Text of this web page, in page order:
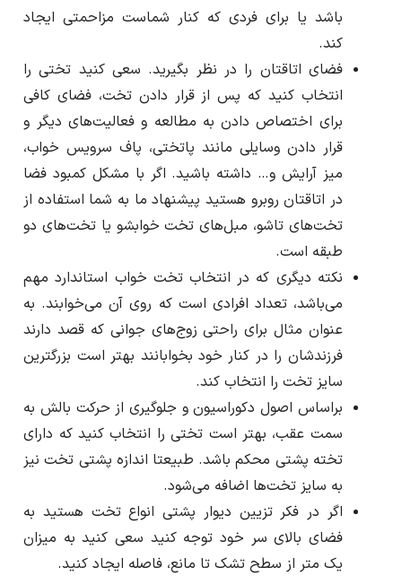
باشد یا برای فردی که کنار شماست مزاحمتی ایجاد
کند.
فضای اتاقتان را در نظر بگیرید. سعی کنید تختی را
انتخاب کنید که پس از قرار دادن تخت، فضای کافی
برای اختصاص دادن به مطالعه و فعالیت‌های دیگر و
قرار دادن وسایلی مانند پاتختی، پاف سرویس خواب،
میز آرایش و… داشته باشید. اگر با مشکل کمبود فضا
در اتاقتان روبرو هستید پیشنهاد ما به شما استفاده از
تخت‌های تاشو، مبل‌های تخت خوابشو یا تخت‌های دو
طبقه است.
نکته دیگری که در انتخاب تخت خواب استاندارد مهم
می‌باشد، تعداد افرادی است که روی آن می‌خوابند. به
عنوان مثال برای راحتی زوج‌های جوانی که قصد دارند
فرزندشان را در کنار خود بخوابانند بهتر است بزرگترین
سایز تخت را انتخاب کند.
براساس اصول دکوراسیون و جلوگیری از حرکت بالش به
سمت عقب، بهتر است تختی را انتخاب کنید که دارای
تخته پشتی محکم باشد. طبیعتا اندازه پشتی تخت نیز
به سایز تخت‌ها اضافه می‌شود.
اگر در فکر تزیین دیوار پشتی انواع تخت هستید به
فضای بالای سر خود توجه کنید سعی کنید به میزان
یک متر از سطح تشک تا مانع، فاصله ایجاد کنید.